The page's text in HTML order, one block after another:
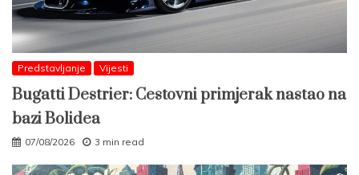
Predstavljanje Vijesti
Bugatti Destrier: Cestovni primjerak nastao na
bazi Bolidea
07/08/2026 3 min read